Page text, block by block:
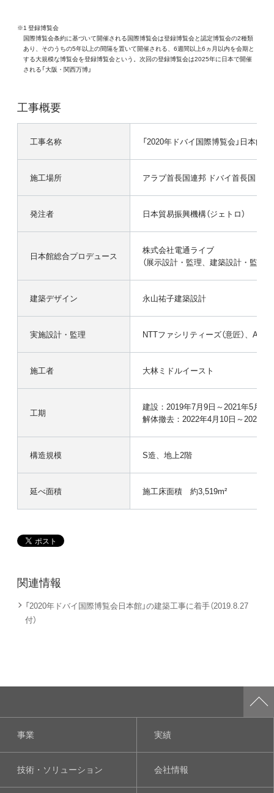
※1 登録博覧会
国際博覧会条約に基づいて開催される国際博覧会は登録博覧会と認定博覧会の2種類
あり、そのうちの5年以上の間隔を置いて開催される、6週間以上6ヵ月以内を会期と
する大規模な博覧会を登録博覧会という。次回の登録博覧会は2025年に日本で開催
される「大阪・関西万博」
工事概要
工事名称 「2020年ドバイ国際博覧会」日本館
施工場所 アラブ首長国連邦 ドバイ首長国 ド
発注者 日本貿易振興機構（ジェトロ）
日本館総合プロデュース
株式会社電通ライブ
（展示設計・監理、建築設計・監理
建築デザイン 永山祐子建築設計
実施設計・監理 NTTファシリティーズ（意匠）、ARUP
施工者 大林ミドルイースト
工期
建設：2019年7月9日～2021年5月30
解体撤去：2022年4月10日～2022年
構造規模 S造、地上2階
延べ面積 施工床面積 約3,519m²
関連情報
「2020年ドバイ国際博覧会日本館」の建築工事に着手（2019.8.27
付）
事業 実績
技術・ソリューション 会社情報